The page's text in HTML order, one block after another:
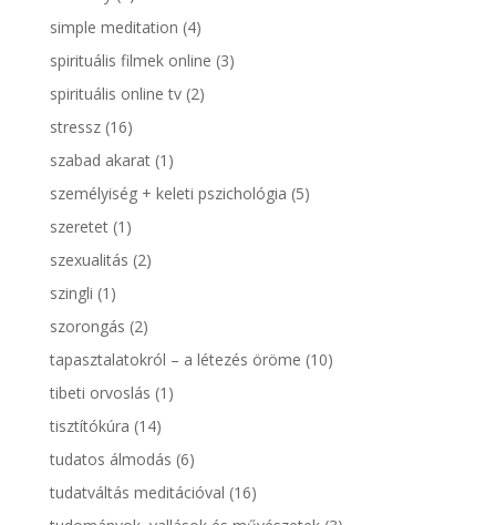
simple meditation (4)
spirituális filmek online (3)
spirituális online tv(2)
stressz(16)
szabad akarat(1)
személyiség + keleti pszichológia (5)
szeretet(1)
szexualitás (2)
szingli (1)
szorongás (2)
tapasztalatokról – a létezés öröme (10)
tibeti orvoslás (1)
tisztítókúra (14)
tudatos álmodás (6)
tudatváltás meditációval (16)